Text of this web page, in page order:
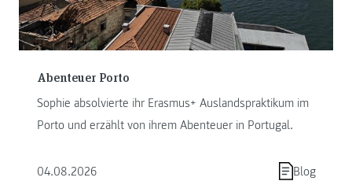
Abenteuer Porto
Sophie absolvierte ihr Erasmus+ Auslandspraktikum im
Porto und erzählt von ihrem Abenteuer in Portugal.
04.08.2026 Blog